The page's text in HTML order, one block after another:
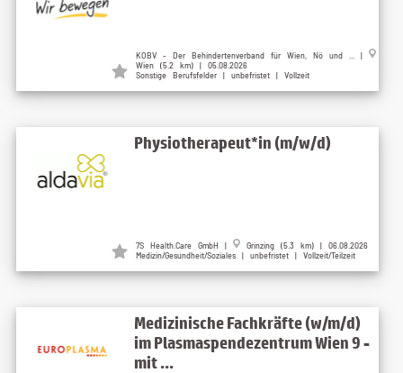
KOBV - Der Behindertenverband für Wien, Nö und ... |
Wien (5.2 km) | 05.08.2026
Sonstige Berufsfelder | unbefristet | Vollzeit
Physiotherapeut*in (m/w/d)
7S Health.Care GmbH |
Grinzing (5.3 km) | 06.08.2026
Medizin/Gesundheit/Soziales | unbefristet | Vollzeit/Teilzeit
Medizinische Fachkräfte (w/m/d)
im Plasmaspendezentrum Wien 9 -
mit ...